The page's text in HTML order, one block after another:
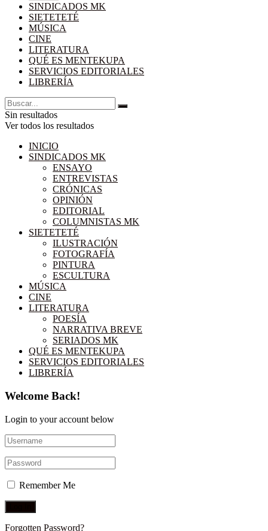
SINDICADOS MK
SIETETETÉ
MÚSICA
CINE
LITERATURA
QUÉ ES MENTEKUPA
SERVICIOS EDITORIALES
LIBRERÍA
Sin resultados
Ver todos los resultados
INICIO
SINDICADOS MK
ENSAYO
ENTREVISTAS
CRÓNICAS
OPINIÓN
EDITORIAL
COLUMNISTAS MK
SIETETETÉ
ILUSTRACIÓN
FOTOGRAFÍA
PINTURA
ESCULTURA
MÚSICA
CINE
LITERATURA
POESÍA
NARRATIVA BREVE
SERIADOS MK
QUÉ ES MENTEKUPA
SERVICIOS EDITORIALES
LIBRERÍA
Welcome Back!
Login to your account below
Remember Me
Forgotten Password?